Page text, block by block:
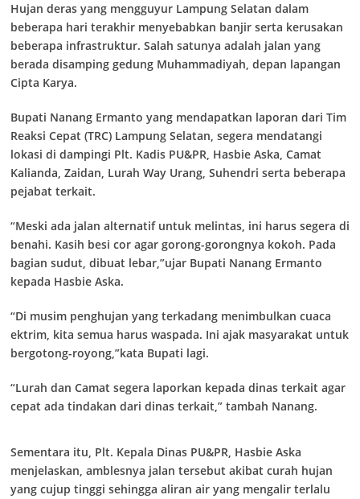
Hujan deras yang mengguyur Lampung Selatan dalam
beberapa hari terakhir menyebabkan banjir serta kerusakan
beberapa infrastruktur. Salah satunya adalah jalan yang
berada disamping gedung Muhammadiyah, depan lapangan
Cipta Karya.
Bupati Nanang Ermanto yang mendapatkan laporan dari Tim
Reaksi Cepat (TRC) Lampung Selatan, segera mendatangi
lokasi di dampingi Plt. Kadis PU&PR, Hasbie Aska, Camat
Kalianda, Zaidan, Lurah Way Urang, Suhendri serta beberapa
pejabat terkait.
“Meski ada jalan alternatif untuk melintas, ini harus segera di
benahi. Kasih besi cor agar gorong-gorongnya kokoh. Pada
bagian sudut, dibuat lebar,”ujar Bupati Nanang Ermanto
kepada Hasbie Aska.
“Di musim penghujan yang terkadang menimbulkan cuaca
ektrim, kita semua harus waspada. Ini ajak masyarakat untuk
bergotong-royong,”kata Bupati lagi.
“Lurah dan Camat segera laporkan kepada dinas terkait agar
cepat ada tindakan dari dinas terkait,” tambah Nanang.
Sementara itu, Plt. Kepala Dinas PU&PR, Hasbie Aska
menjelaskan, amblesnya jalan tersebut akibat curah hujan
yang cujup tinggi sehingga aliran air yang mengalir terlalu